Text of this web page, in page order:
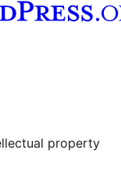
property